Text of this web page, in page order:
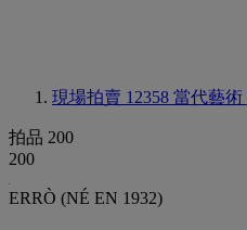
現場拍賣 12358 當代藝術
拍品 200
200
ERRÒ (NÉ EN 1932)